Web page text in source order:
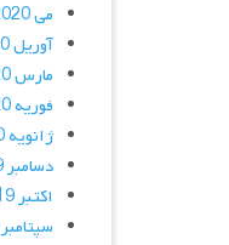
می 2020
آوریل 2020
مارس 2020
فوریه 2020
ژانویه 2020
دسامبر 2019
اکتبر 2019
سپتامبر 2019